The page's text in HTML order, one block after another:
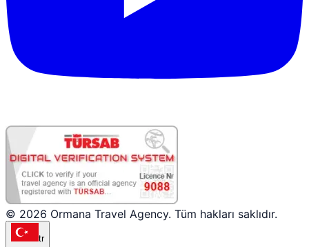
© 2026 Ormana Travel Agency. Tüm hakları saklıdır.
tr